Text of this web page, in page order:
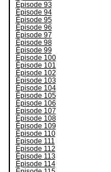
Épisode 93
Épisode 94
Épisode 95
Épisode 96
Épisode 97
Épisode 98
Épisode 99
Épisode 100
Épisode 101
Épisode 102
Épisode 103
Épisode 104
Épisode 105
Épisode 106
Épisode 107
Épisode 108
Épisode 109
Épisode 110
Épisode 111
Épisode 112
Épisode 113
Épisode 114